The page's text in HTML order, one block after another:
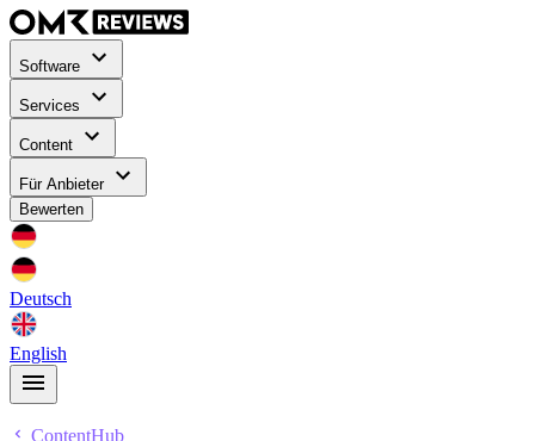
Software
Services
Content
Für Anbieter
Bewerten
Deutsch
English
ContentHub